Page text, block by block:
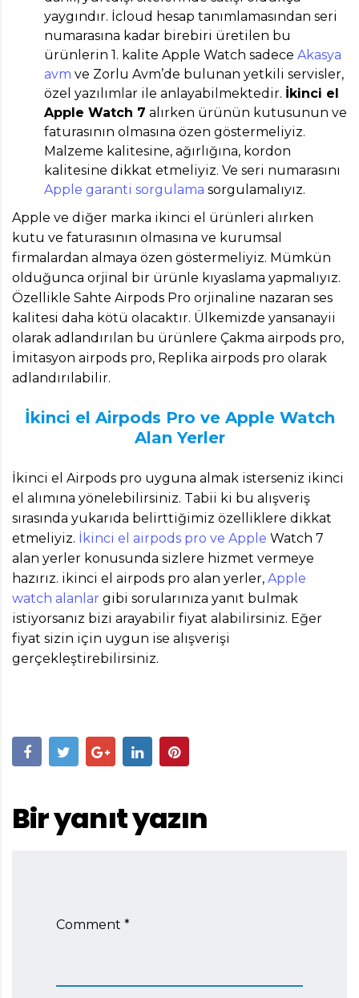
yaygındır. İcloud hesap tanımlamasından seri
numarasına kadar birebiri üretilen bu
ürünlerin 1. kalite Apple Watch sadece Akasya
avm ve Zorlu Avm’de bulunan yetkili servisler,
özel yazılımlar ile anlayabilmektedir. İkinci el
Apple Watch 7 alırken ürünün kutusunun ve
faturasının olmasına özen göstermeliyiz.
Malzeme kalitesine, ağırlığına, kordon
kalitesine dikkat etmeliyiz. Ve seri numarasını
Apple garanti sorgulama sorgulamalıyız.
Apple ve diğer marka ikinci el ürünleri alırken
kutu ve faturasının olmasına ve kurumsal
firmalardan almaya özen göstermeliyiz. Mümkün
olduğunca orjinal bir ürünle kıyaslama yapmalıyız.
Özellikle Sahte Airpods Pro orjinaline nazaran ses
kalitesi daha kötü olacaktır. Ülkemizde yansanayii
olarak adlandırılan bu ürünlere Çakma airpods pro,
İmitasyon airpods pro, Replika airpods pro olarak
adlandırılabilir.
İkinci el Airpods Pro ve Apple Watch
Alan Yerler
İkinci el Airpods pro uyguna almak isterseniz ikinci
el alımına yönelebilirsiniz. Tabii ki bu alışveriş
sırasında yukarıda belirttiğimiz özelliklere dikkat
etmeliyiz. İkinci el airpods pro ve Apple Watch 7
alan yerler konusunda sizlere hizmet vermeye
hazırız. ikinci el airpods pro alan yerler, Apple
watch alanlar gibi sorularınıza yanıt bulmak
istiyorsanız bizi arayabilir fiyat alabilirsiniz. Eğer
fiyat sizin için uygun ise alışverişi
gerçekleştirebilirsiniz.
Bir yanıt yazın
Comment *